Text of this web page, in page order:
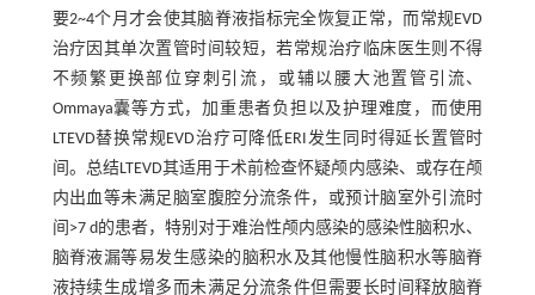
要2~4个月才会使其脑脊液指标完全恢复正常，而常规EVD
治疗因其单次置管时间较短，若常规治疗临床医生则不得
不频繁更换部位穿刺引流，或辅以腰大池置管引流、
Ommaya囊等方式，加重患者负担以及护理难度，而使用
LTEVD替换常规EVD治疗可降低ERI发生同时得延长置管时
间。总结LTEVD其适用于术前检查怀疑颅内感染、或存在颅
内出血等未满足脑室腹腔分流条件，或预计脑室外引流时
间>7 d的患者，特别对于难治性颅内感染的感染性脑积水、
脑脊液漏等易发生感染的脑积水及其他慢性脑积水等脑脊
液持续生成增多而未满足分流条件但需要长时间释放脑脊